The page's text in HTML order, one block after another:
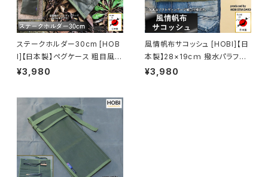
ステークホルダー30cm [HOB
I]【日本製】ペグケース 粗目風情
仕上げ帆布 撥水パラフィン加工
傘 アウトドア キャンプ レジャー
ホビ [MADE IN JAPAN]
¥3,980
風情帆布サコッシュ [HOBI]【日
本製】28×19cｍ 撥水パラフィ
ン加工 [無骨でタフ] ショルダー
¥3,980